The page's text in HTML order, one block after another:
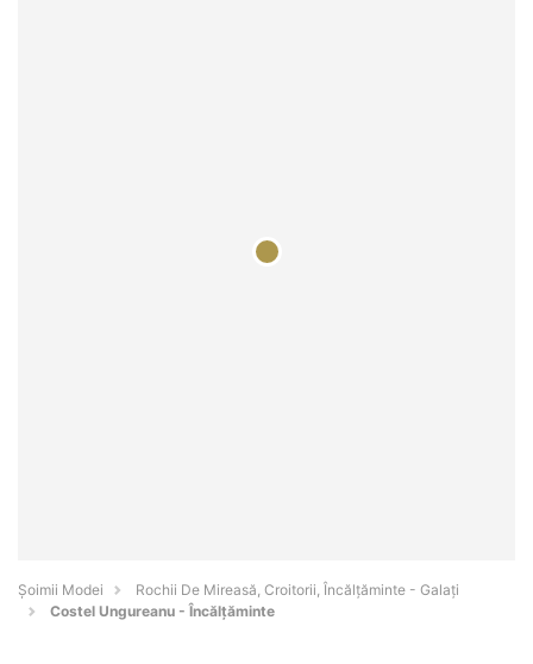
Șoimii Modei
Rochii De Mireasă, Croitorii, Încălțăminte - Galaţi
Costel Ungureanu - Încălțăminte